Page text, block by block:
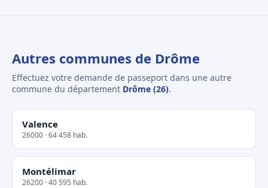
Autres communes de Drôme
Effectuez votre demande de passeport dans une autre
commune du département Drôme (26).
Valence
26000 · 64 458 hab.
Montélimar
26200 · 40 595 hab.